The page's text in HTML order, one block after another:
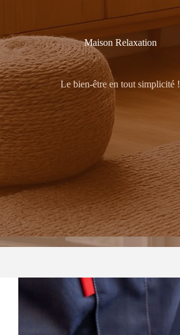
Maison Relaxation
Le bien-être en tout simplicité !